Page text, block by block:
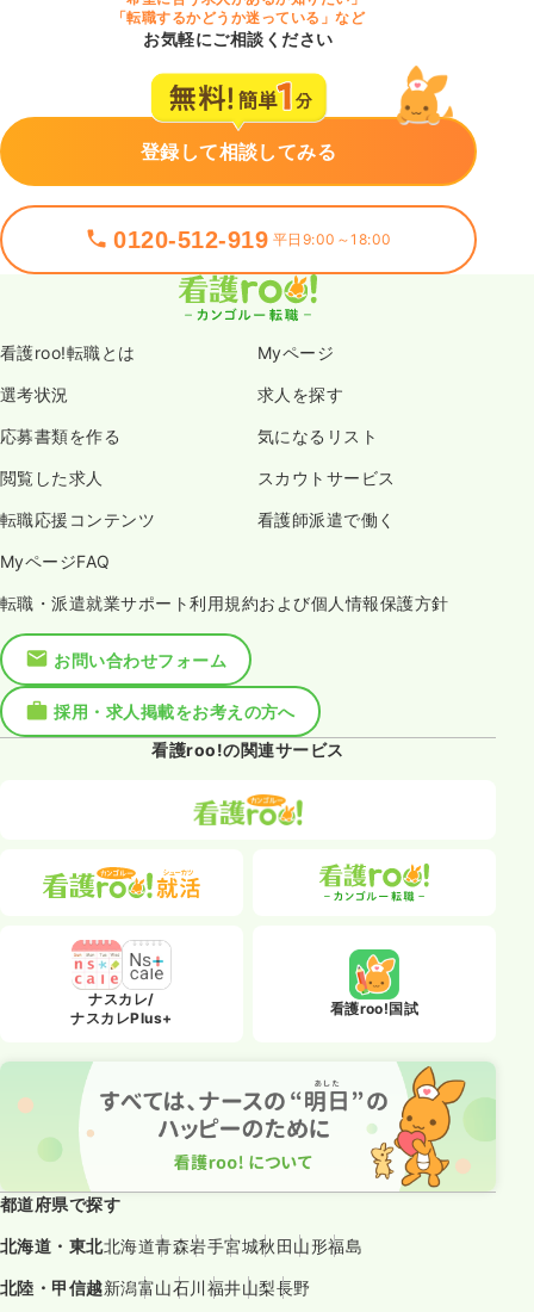
「転職するかどうか迷っている」など
お気軽にご相談ください
登録して相談してみる
0120-512-919 平日9:00～18:00
看護roo!転職とは Myページ
選考状況 求人を探す
応募書類を作る 気になるリスト
閲覧した求人 スカウトサービス
転職応援コンテンツ 看護師派遣で働く
MyページFAQ
転職・派遣就業サポート利用規約および個人情報保護方針
お問い合わせフォーム
採用・求人掲載をお考えの方へ
看護roo!の関連サービス
ナスカレ/
ナスカレPlus+
看護roo!国試
都道府県で探す
北海道・東北北海道青森岩手宮城秋田山形福島
北陸・甲信越新潟富山石川福井山梨長野